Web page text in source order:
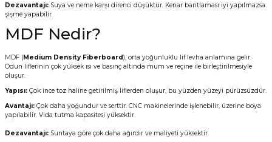
Dezavantajı: Suya ve neme karşı direnci düşüktür. Kenar bantlaması iyi yapılmazsa
şişme yapabilir.
MDF Nedir?
MDF (Medium Density Fiberboard), orta yoğunluklu lif levha anlamına gelir.
Odun liflerinin çok yüksek ısı ve basınç altında mum ve reçine ile birleştirilmesiyle
oluşur.
Yapısı: Çok ince toz haline getirilmiş liflerden oluşur, bu yüzden yüzeyi pürüzsüzdür.
Avantajı: Çok daha yoğundur ve serttir. CNC makinelerinde işlenebilir, üzerine boya
yapılabilir. Vida tutma kapasitesi yüksektir.
Dezavantajı: Suntaya göre çok daha ağırdır ve maliyeti yüksektir.